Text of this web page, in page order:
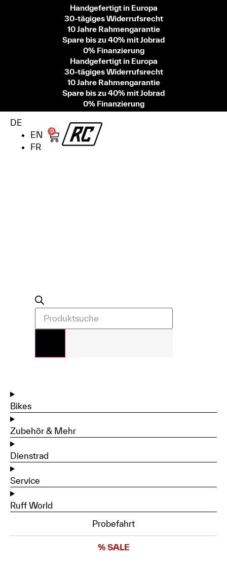
Handgefertigt in Europa
30-tägiges Widerrufsrecht
10 Jahre Rahmengarantie
Spare bis zu 40% mit Jobrad
0% Finanzierung
Handgefertigt in Europa
30-tägiges Widerrufsrecht
10 Jahre Rahmengarantie
Spare bis zu 40% mit Jobrad
0% Finanzierung
DE
EN
FR
0
Bikes
Zubehör & Mehr
Dienstrad
Service
Ruff World
Probefahrt
% SALE